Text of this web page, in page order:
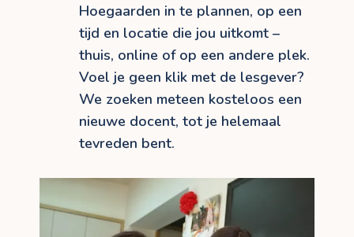
Hoegaarden in te plannen, op een
tijd en locatie die jou uitkomt –
thuis, online of op een andere plek.
Voel je geen klik met de lesgever?
We zoeken meteen kosteloos een
nieuwe docent, tot je helemaal
tevreden bent.